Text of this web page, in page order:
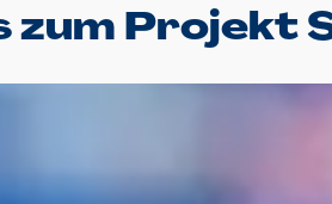
zum Projekt